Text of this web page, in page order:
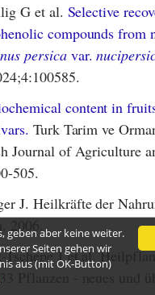
G et al. Selective
compounds from
persicavar.
content in
Turk Tarim ve
Journal of Agriculture
505.
J. Heilkräfte der
2006.
J et al.
Pflanzen - neues und
geben aber keine weiter.
Seiten gehen wir
aus (mit OK-Button)